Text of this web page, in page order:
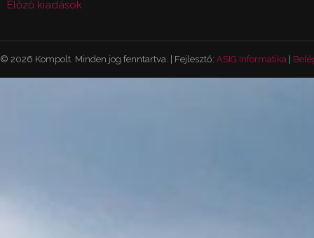
Előző kiadások
© 2026 Kompolt. Minden jog fenntartva. | Fejlesztő: ASIG Informatika